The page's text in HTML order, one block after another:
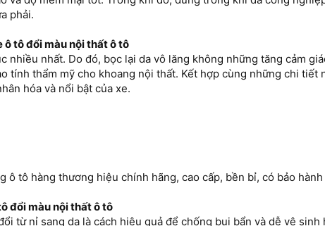
phải.
ô tô đổi màu nội thất ô tô
nhiều nhất. Do đó, bọc lại da vô lăng không những tăng cảm
tính thẩm mỹ cho khoang nội thất. Kết hợp cùng những chi tiết
hóa và nổi bật của xe.
ô tô hàng thương hiệu chính hãng, cao cấp, bền bỉ, có bảo hành
đổi màu nội thất ô tô
từ nỉ sang da là cách hiệu quả để chống bụi bẩn và dễ vệ sinh